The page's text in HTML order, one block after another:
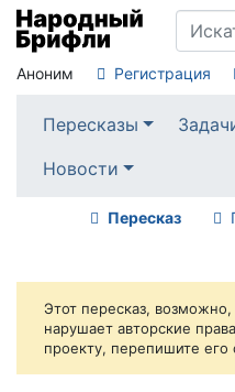
Аноним Регистрация
Пересказы
Новости
Пересказ
Этот пересказ, возможно,
нарушает авторские
проекту, перепишите его